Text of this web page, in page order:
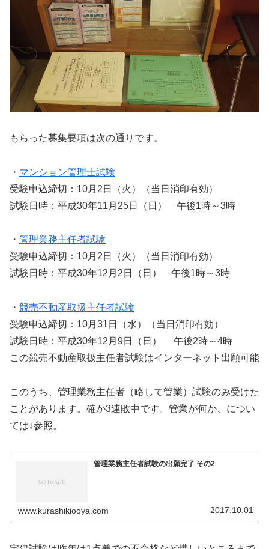
もらった募集要項は次の通りです。
・ マンション管理士試験
受験申込締切：10月2日（火）（当日消印有効）
試験日時：平成30年11月25日（日） 午後1時～3時
・ 管理業務主任者試験
受験申込締切：10月2日（火）（当日消印有効）
試験日時：平成30年12月2日（日） 午後1時～3時
・ 競売不動産取扱主任者試験
受験申込締切：10月31日（水）（当日消印有効）
試験日時：平成30年12月9日（日） 午後2時～4時
この競売不動産取扱主任者試験はインターネット出願可能
このうち、管理業務主任者（略して管業）試験のみ受けた
ことがあります。確か3連敗中です。管業が何か、につい
ては↓参照。
管理業務主任者試験の出願完了 その2
www.kurashikiooya.com 2017.10.01